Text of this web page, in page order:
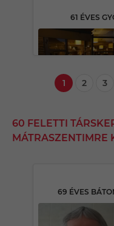
61 ÉVES
1 2 3
60 FELETTI
MÁTRASZENTIMRE
69 ÉVES